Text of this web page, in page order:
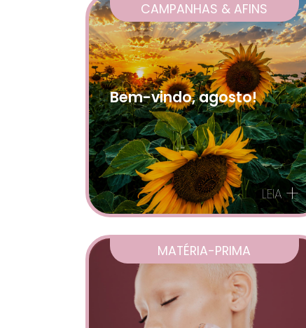
CAMPANHAS & AFINS
Bem-vindo, agosto!
LEIA +
MATÉRIA-PRIMA